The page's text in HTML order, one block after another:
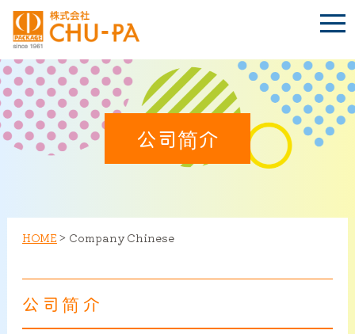
t
o
l
e
n
a
v
i
g
Language BLOG
TOP
会社案内
公司简介
HOME > Company Chinese
公司简介